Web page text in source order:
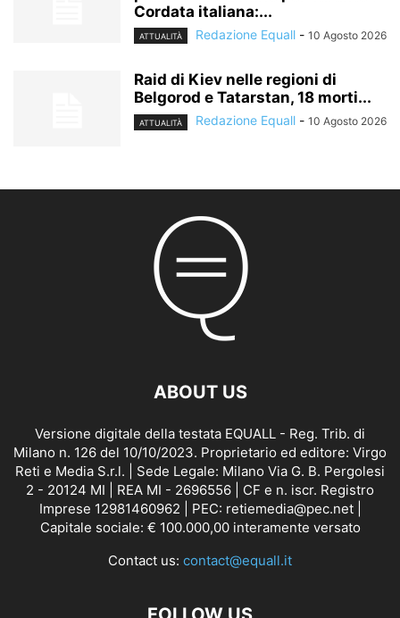
Cordata italiana:...
ATTUALITÀ Redazione Equall - 10 Agosto 2026
Raid di Kiev nelle regioni di
Belgorod e Tatarstan, 18 morti...
ATTUALITÀ Redazione Equall - 10 Agosto 2026
ABOUT US
Versione digitale della testata EQUALL - Reg. Trib. di
Milano n. 126 del 10/10/2023. Proprietario ed editore: Virgo
Reti e Media S.r.l. | Sede Legale: Milano Via G. B. Pergolesi
2 - 20124 MI | REA MI - 2696556 | CF e n. iscr. Registro
Imprese 12981460962 | PEC: retiemedia@pec.net |
Capitale sociale: € 100.000,00 interamente versato
Contact us: contact@equall.it